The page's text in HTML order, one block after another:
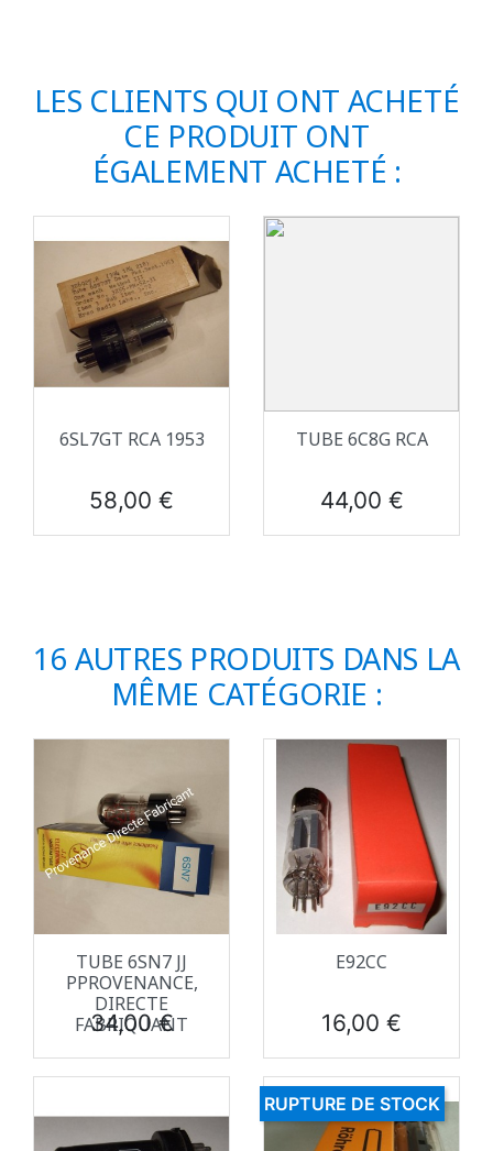
LES CLIENTS QUI ONT ACHETÉ
CE PRODUIT ONT
ÉGALEMENT ACHETÉ :
6SL7GT RCA 1953
Prix
58,00 €
TUBE 6C8G RCA
Prix
44,00 €
16 AUTRES PRODUITS DANS LA
MÊME CATÉGORIE :
TUBE 6SN7 JJ
PPROVENANCE,
DIRECTE
FABRIQUANT
Prix
34,00 €
E92CC
Prix
16,00 €
RUPTURE DE STOCK